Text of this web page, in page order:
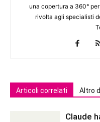
una copertura a 360°
rivolta agli specialisti
Articoli correlati Altro
Claude